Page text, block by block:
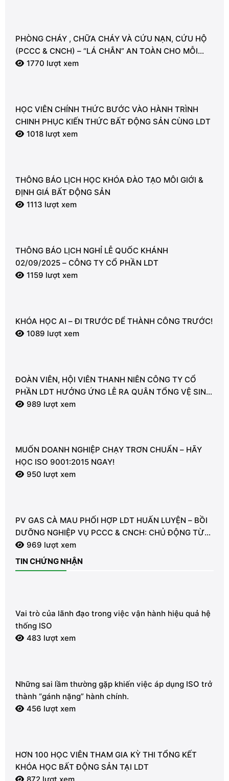
PHÒNG CHÁY , CHỮA CHÁY VÀ CỨU NẠN, CỨU HỘ
(PCCC & CNCH) – “LÁ CHẮN” AN TOÀN CHO MỖI
NGƯỜI
1770 lượt xem
HỌC VIÊN CHÍNH THỨC BƯỚC VÀO HÀNH TRÌNH
CHINH PHỤC KIẾN THỨC BẤT ĐỘNG SẢN CÙNG LDT
1018 lượt xem
THÔNG BÁO LỊCH HỌC KHÓA ĐÀO TẠO MÔI GIỚI &
ĐỊNH GIÁ BẤT ĐỘNG SẢN
1113 lượt xem
THÔNG BÁO LỊCH NGHỈ LỄ QUỐC KHÁNH
02/09/2025 – CÔNG TY CỔ PHẦN LDT
1159 lượt xem
KHÓA HỌC AI – ĐI TRƯỚC ĐỂ THÀNH CÔNG TRƯỚC!
1089 lượt xem
ĐOÀN VIÊN, HỘI VIÊN THANH NIÊN CÔNG TY CỔ
PHẦN LDT HƯỞNG ỨNG LỄ RA QUÂN TỔNG VỆ SINH
MÔI TRƯỜNG
989 lượt xem
MUỐN DOANH NGHIỆP CHẠY TRƠN CHUẨN – HÃY
HỌC ISO 9001:2015 NGAY!
950 lượt xem
PV GAS CÀ MAU PHỐI HỢP LDT HUẤN LUYỆN – BỒI
DƯỠNG NGHIỆP VỤ PCCC & CNCH: CHỦ ĐỘNG TỪ
TỪNG GIÂY VÌ AN TOÀN
969 lượt xem
TIN CHỨNG NHẬN
Vai trò của lãnh đạo trong việc vận hành hiệu quả hệ
thống ISO
483 lượt xem
Những sai lầm thường gặp khiến việc áp dụng ISO trở
thành “gánh nặng” hành chính.
456 lượt xem
HƠN 100 HỌC VIÊN THAM GIA KỲ THI TỔNG KẾT
KHÓA HỌC BẤT ĐỘNG SẢN TẠI LDT